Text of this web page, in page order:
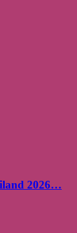
2026…